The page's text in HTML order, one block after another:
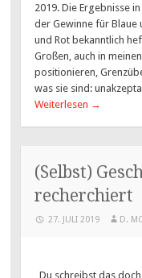
2019. Die Ergebnisse
der Gewinne für Blaue
und Rot bekanntlich
Großen, auch in
positionieren,
was sie sind:
Weiterlesen →
(Selbst)
recherchiert
27. JULI 2019 D.
„Du schreibst das